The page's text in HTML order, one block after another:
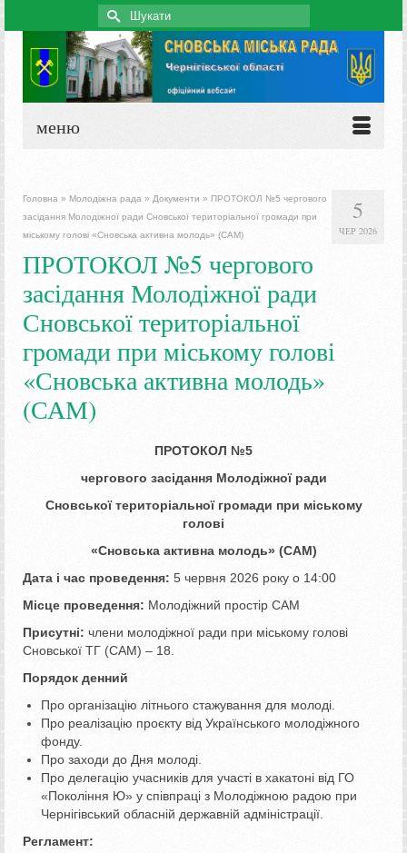
Search
for:
меню
5
ЧЕР 2026
Головна » Молодіжна рада » Документи » ПРОТОКОЛ №5 чергового
засідання Молодіжної ради Сновської територіальної громади при
міському голові «Сновська активна молодь» (САМ)
ПРОТОКОЛ №5 чергового
засідання Молодіжної ради
Сновської територіальної
громади при міському голові
«Сновська активна молодь»
(САМ)
ПРОТОКОЛ №5
чергового засідання Молодіжної ради
Сновської територіальної громади при міському
голові
«Сновська активна молодь» (САМ)
Дата і час проведення: 5 червня 2026 року о 14:00
Місце проведення: Молодіжний простір САМ
Присутні: члени молодіжної ради при міському голові
Сновської ТГ (САМ) – 18.
Порядок денний
Про організацію літнього стажування для молоді.
Про реалізацію проєкту від Українського молодіжного
фонду.
Про заходи до Дня молоді.
Про делегацію учасників для участі в хакатоні від ГО
«Покоління Ю» у співпраці з Молодіжною радою при
Чернігівський обласній державній адміністрації.
Регламент: